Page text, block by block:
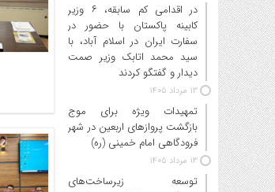
در اقدامی کم سابقه، ۶ وزیر
کابینه پاکستان با حضور در
سفارت ایران در اسلام آباد، با
سید محمد اتابک وزیر صمت
دیدار و گفتگو کردند
13 مرداد 1405
تمهیدات ویژه برای موج
بازگشت پروازهای اربعین در شهر
فرودگاهی امام خمینی (ره)
13 مرداد 1405
توسعه زیرساخت‌های